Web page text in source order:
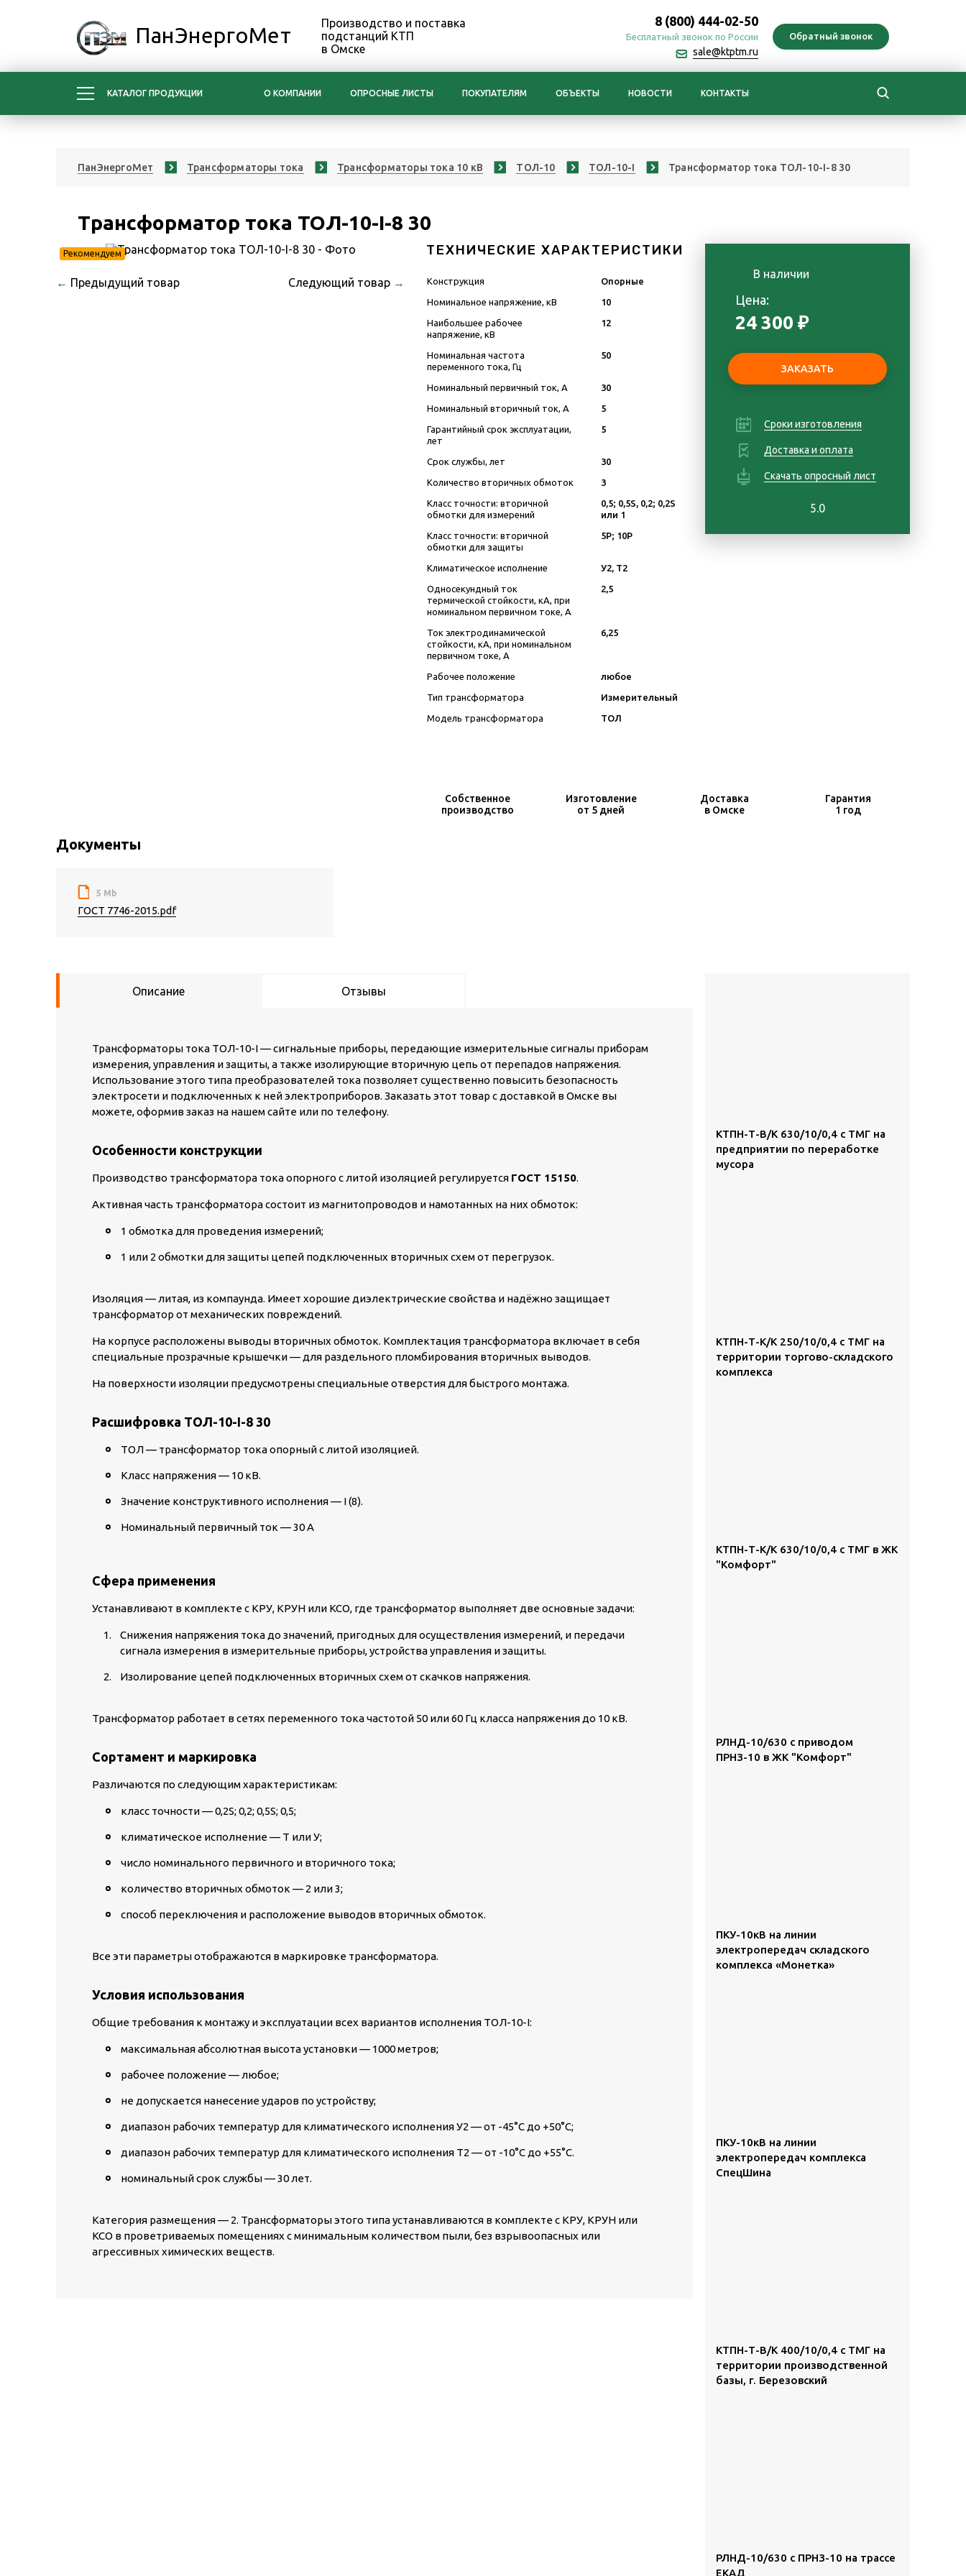
ПанЭнергоМет
Производство и поставка
подстанций КТП
в Омске
8 (800) 444-02-50
Бесплатный звонок по России
sale@ktptm.ru
КАТАЛОГ ПРОДУКЦИИ О КОМПАНИИ ОПРОСНЫЕ ЛИСТЫ ПОКУПАТЕЛЯМ ОБЪЕКТЫ НОВОСТИ КОНТАКТЫ
ПанЭнергоМет Трансформаторы тока Трансформаторы тока 10 кВ ТОЛ-10 ТОЛ-10-I Трансформатор тока ТОЛ-10-I-8 30
Трансформатор тока ТОЛ-10-I-8 30
Рекомендуем
← Предыдущий товар Следующий товар →
ТЕХНИЧЕСКИЕ ХАРАКТЕРИСТИКИ
Конструкция Опорные
Номинальное напряжение, кВ 10
Наибольшее рабочее
напряжение, кВ
12
Номинальная частота
переменного тока, Гц
50
Номинальный первичный ток, А 30
Номинальный вторичный ток, А 5
Гарантийный срок эксплуатации,
лет
5
Срок службы, лет 30
Количество вторичных обмоток 3
Класс точности: вторичной
обмотки для измерений
0,5; 0,5S, 0,2; 0,2S
или 1
Класс точности: вторичной
обмотки для защиты
5Р; 10Р
Климатическое исполнение У2, Т2
Односекундный ток
термической стойкости, кА, при
номинальном первичном токе, А
2,5
Ток электродинамической
стойкости, кА, при номинальном
первичном токе, А
6,25
Рабочее положение любое
Тип трансформатора Измерительный
Модель трансформатора ТОЛ
В наличии
Цена:
24 300 ₽
Сроки изготовления
Доставка и оплата
Скачать опросный лист
5.0
Собственное
производство
Изготовление
от 5 дней
Доставка
в Омске
Гарантия
1 год
Документы
5 Mb
ГОСТ 7746-2015.pdf
Описание Отзывы
Трансформаторы тока ТОЛ-10-I — сигнальные приборы, передающие измерительные сигналы приборам
измерения, управления и защиты, а также изолирующие вторичную цепь от перепадов напряжения.
Использование этого типа преобразователей тока позволяет существенно повысить безопасность
электросети и подключенных к ней электроприборов. Заказать этот товар с доставкой в Омске вы
можете, оформив заказ на нашем сайте или по телефону.
Особенности конструкции
Производство трансформатора тока опорного с литой изоляцией регулируется ГОСТ 15150.
Активная часть трансформатора состоит из магнитопроводов и намотанных на них обмоток:
1 обмотка для проведения измерений;
1 или 2 обмотки для защиты цепей подключенных вторичных схем от перегрузок.
Изоляция — литая, из компаунда. Имеет хорошие диэлектрические свойства и надёжно защищает
трансформатор от механических повреждений.
На корпусе расположены выводы вторичных обмоток. Комплектация трансформатора включает в себя
специальные прозрачные крышечки — для раздельного пломбирования вторичных выводов.
На поверхности изоляции предусмотрены специальные отверстия для быстрого монтажа.
Расшифровка ТОЛ-10-I-8 30
ТОЛ — трансформатор тока опорный с литой изоляцией.
Класс напряжения — 10 кВ.
Значение конструктивного исполнения — I (8).
Номинальный первичный ток — 30 А
Сфера применения
Устанавливают в комплекте с КРУ, КРУН или КСО, где трансформатор выполняет две основные задачи:
Снижения напряжения тока до значений, пригодных для осуществления измерений, и передачи
сигнала измерения в измерительные приборы, устройства управления и защиты.
Изолирование цепей подключенных вторичных схем от скачков напряжения.
Трансформатор работает в сетях переменного тока частотой 50 или 60 Гц класса напряжения до 10 кВ.
Сортамент и маркировка
Различаются по следующим характеристикам:
класс точности — 0,2S; 0,2; 0,5S; 0,5;
климатическое исполнение — Т или У;
число номинального первичного и вторичного тока;
количество вторичных обмоток — 2 или 3;
способ переключения и расположение выводов вторичных обмоток.
Все эти параметры отображаются в маркировке трансформатора.
Условия использования
Общие требования к монтажу и эксплуатации всех вариантов исполнения ТОЛ-10-I:
максимальная абсолютная высота установки — 1000 метров;
рабочее положение — любое;
не допускается нанесение ударов по устройству;
диапазон рабочих температур для климатического исполнения У2 — от -45°С до +50°С;
диапазон рабочих температур для климатического исполнения Т2 — от -10°С до +55°С.
номинальный срок службы — 30 лет.
Категория размещения — 2. Трансформаторы этого типа устанавливаются в комплекте с КРУ, КРУН или
КСО в проветриваемых помещениях с минимальным количеством пыли, без взрывоопасных или
агрессивных химических веществ.
КТПН-Т-В/К 630/10/0,4 с ТМГ на
предприятии по переработке
мусора
КТПН-Т-К/К 250/10/0,4 с ТМГ на
территории торгово-складского
комплекса
КТПН-Т-К/К 630/10/0,4 с ТМГ в ЖК
"Комфорт"
РЛНД-10/630 с приводом
ПРНЗ-10 в ЖК "Комфорт"
ПКУ-10кВ на линии
электропередач складского
комплекса «Монетка»
ПКУ-10кВ на линии
электропередач комплекса
СпецШина
КТПН-Т-В/К 400/10/0,4 с ТМГ на
территории производственной
базы, г. Березовский
РЛНД-10/630 с ПРНЗ-10 на трассе
ЕКАД